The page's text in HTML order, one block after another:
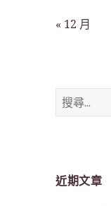
« 12 月
搜
尋
近期文章